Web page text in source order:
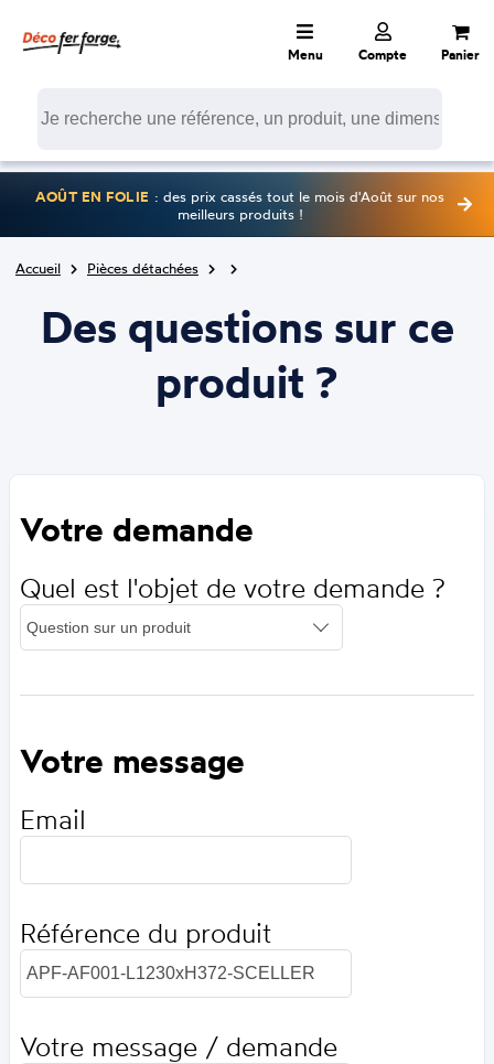
Menu Compte Panier
AOÛT EN FOLIE : des prix cassés tout le mois d'Août sur nos
meilleurs produits !
Accueil Pièces détachées
Des questions sur ce
produit ?
Votre demande
Quel est l'objet de votre demande ?
Votre message
Email
Référence du produit
Votre message / demande